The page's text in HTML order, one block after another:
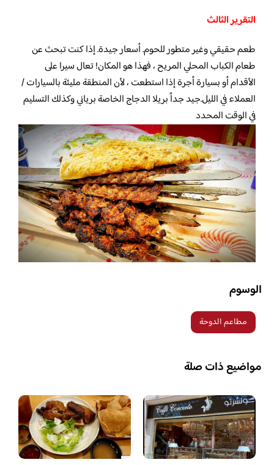
التقرير الثالث
طعم حقيقي وغير متطور للحوم. أسعار جيدة. إذا كنت تبحث عن
طعام الكباب المحلي المريح ، فهذا هو المكان! تعال سيرا على
الأقدام أو بسيارة أجرة إذا استطعت ، لأن المنطقة مليئة بالسيارات /
العملاء في الليل.جيد جداً بريلا الدجاج الخاصة برياني وكذلك التسليم
في الوقت المحدد
الوسوم
مطاعم الدوحة
مواضيع ذات صلة